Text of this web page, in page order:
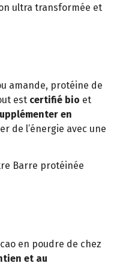
ultra transformée et
amande, protéine de
est certifié bio et
en
de l’énergie avec une
Barre protéinée
en poudre de chez
et au